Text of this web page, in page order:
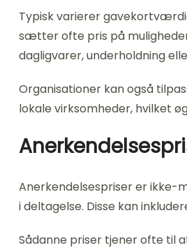
Typisk varierer
sætter ofte pris på
dagligvarer, underholdning
Organisationer kan også
lokale virksomheder, hvilket
Anerkendelsespriser er
i deltagelse. Disse kan
Sådanne priser tjener ofte til